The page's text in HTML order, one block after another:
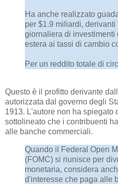
Ha anche realizzato
per $1.9 miliardi,
giornaliera di investimenti
estera ai tassi di cambio
Per un reddito totale di
Questo è il profitto derivante
autorizzata dal governo degli
1913. L'autore non ha spiegato
sottolineato che i contribuenti
alle banche commerciali.
Quando il Federal Open
(FOMC) si riunisce per
monetaria, considera
d'interesse che paga alle